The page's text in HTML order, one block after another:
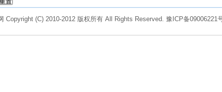
Copyright (C) 2010-2012 版权所有 All Rights Reserved.豫ICP备09006221